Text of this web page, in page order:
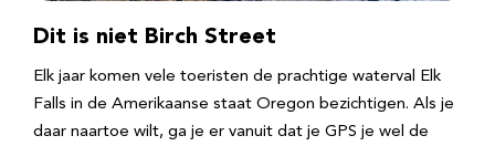
Dit is niet Birch Street
Elk jaar komen vele toeristen de prachtige waterval Elk
Falls in de Amerikaanse staat Oregon bezichtigen. Als je
daar naartoe wilt, ga je er vanuit dat je GPS je wel de